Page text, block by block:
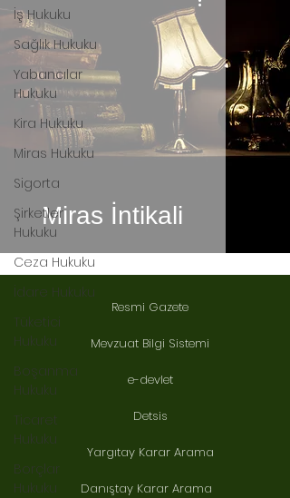
İş Hukuku
Sağlık Hukuku
Yabancılar
Hukuku
Kira Hukuku
Miras Hukuku
Sigorta
Şirketler
Hukuku
Ceza Hukuku
İdare Hukuku
Tüketici
Hukuku
Boşanma
Hukuku
Ticaret
Hukuku
Borçlar
Hukuku
Miras İntikali
Resmi Gazete
Mevzuat Bilgi Sistemi
e-devlet
Detsis
Yargıtay Karar Arama
Danıştay Karar Arama